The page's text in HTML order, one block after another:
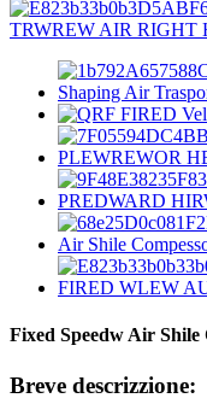
Fixed Speedw Air
Breve descrizzione: